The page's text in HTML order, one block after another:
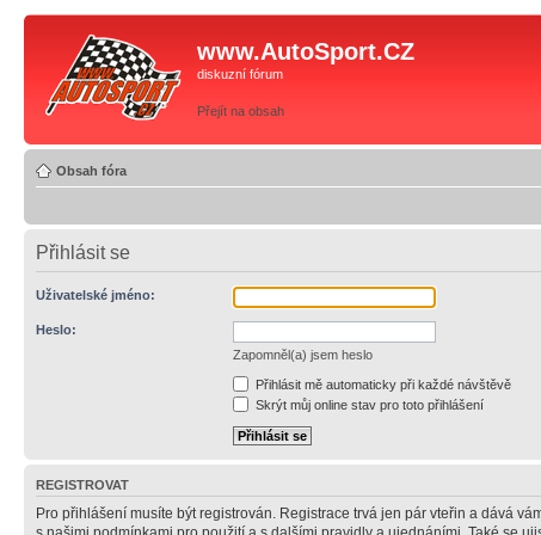
www.AutoSport.CZ
diskuzní fórum
Přejít na obsah
Obsah fóra
Přihlásit se
Uživatelské jméno:
Heslo:
Zapomněl(a) jsem heslo
Přihlásit mě automaticky při každé návštěvě
Skrýt můj online stav pro toto přihlášení
REGISTROVAT
Pro přihlášení musíte být registrován. Registrace trvá jen pár vteřin a dává